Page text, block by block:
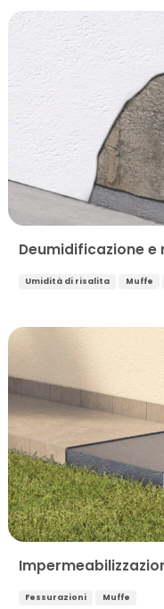
Deumidificazione
Umidità di risalita Muffe
Fessurazioni Muffe